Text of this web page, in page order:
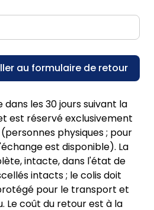
au formulaire de retour
les 30 jours suivant la
est réservé exclusivement
physiques ; pour
est disponible). La
intacte, dans l'état de
intacts ; le colis doit
pour le transport et
Le coût du retour est à la